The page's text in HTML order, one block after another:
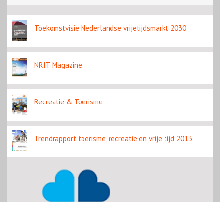
Toekomstvisie Nederlandse vrijetijdsmarkt 2030
NRIT Magazine
Recreatie & Toerisme
Trendrapport toerisme, recreatie en vrije tijd 2013